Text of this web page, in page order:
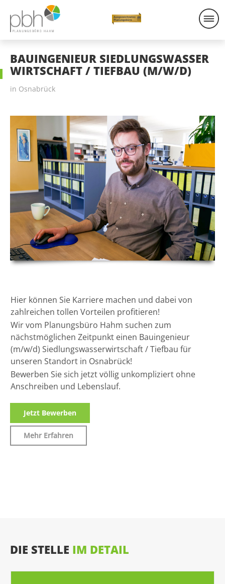
BAUINGENIEUR SIEDLUNGSWASSER
WIRTSCHAFT / TIEFBAU (M/W/D)
in Osnabrück
Hier können Sie Karriere machen und dabei von
zahlreichen tollen Vorteilen profitieren!
Wir vom Planungsbüro Hahm suchen zum
nächstmöglichen Zeitpunkt einen Bauingenieur
(m/w/d) Siedlungswasserwirtschaft / Tiefbau für
unseren Standort in Osnabrück!
Bewerben Sie sich jetzt völlig unkompliziert ohne
Anschreiben und Lebenslauf.
Jetzt Bewerben
Mehr Erfahren
DIE STELLE IM DETAIL